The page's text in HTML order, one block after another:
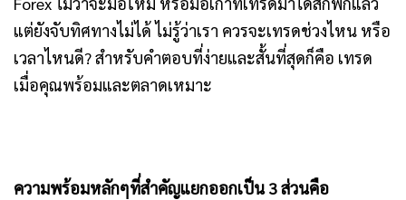
แต่ยังจับทิศทางไม่ได้ ไม่รู้ว่าเรา ควรจะเทรดช่วงไหน หรือ
เวลาไหนดี? สำหรับคำตอบที่ง่ายและสั้นที่สุดก็คือ เทรด
เมื่อคุณพร้อมและตลาดเหมาะ
ความพร้อมหลักๆที่สำคัญแยกออกเป็น 3 ส่วนคือ